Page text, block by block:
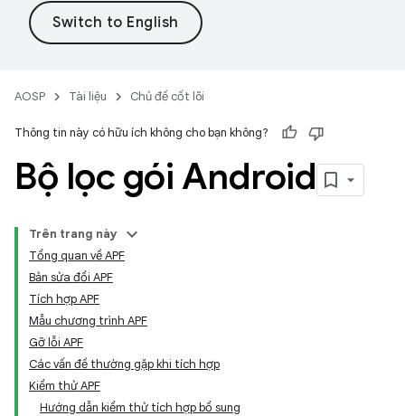
AOSP Tài liệu Chủ đề cốt lõi
Thông tin này có hữu ích không cho bạn không?
Bộ lọc gói Android
Trên trang này
Tổng quan về APF
Bản sửa đổi APF
Tích hợp APF
Mẫu chương trình APF
Gỡ lỗi APF
Các vấn đề thường gặp khi tích hợp
Kiểm thử APF
Hướng dẫn kiểm thử tích hợp bổ sung